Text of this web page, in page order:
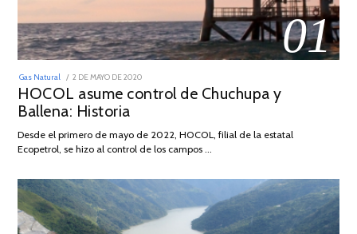
01
Gas Natural
POSTED
2 DE MAYO DE 2020
DE
FEBRERO
HOCOL asume control de Chuchupa y
Ballena: Historia
Desde el primero de mayo de 2022, HOCOL, filial de la estatal
Ecopetrol, se hizo al control de los campos …